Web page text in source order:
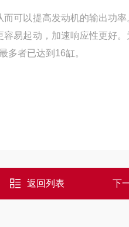
可以提高发动机的输出功
易起动，加速响应性更好
多者已达到16缸。
返回列表 下